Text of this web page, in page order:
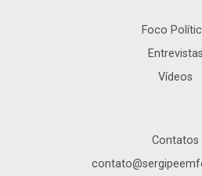
Foco
Entrevistas
Vídeos
Contatos